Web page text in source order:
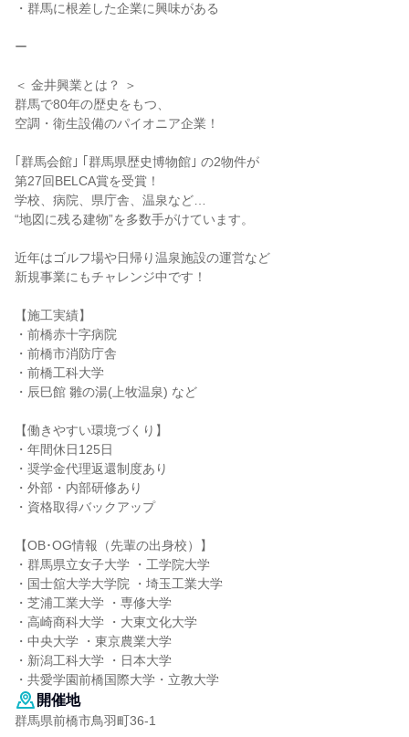
・群馬に根差した企業に興味がある
ー
＜ 金井興業とは？ ＞
群馬で80年の歴史をもつ、
空調・衛生設備のパイオニア企業！
｢群馬会館｣ ｢群馬県歴史博物館｣ の2物件が
第27回BELCA賞を受賞！
学校、病院、県庁舎、温泉など…
“地図に残る建物”を多数手がけています。
近年はゴルフ場や日帰り温泉施設の運営など
新規事業にもチャレンジ中です！
【施工実績】
・前橋赤十字病院
・前橋市消防庁舎
・前橋工科大学
・辰巳館 雛の湯(上牧温泉) など
【働きやすい環境づくり】
・年間休日125日
・奨学金代理返還制度あり
・外部・内部研修あり
・資格取得バックアップ
【OB･OG情報（先輩の出身校）】
・群馬県立女子大学 ・工学院大学
・国士舘大学大学院 ・埼玉工業大学
・芝浦工業大学 ・専修大学
・高崎商科大学 ・大東文化大学
・中央大学 ・東京農業大学
・新潟工科大学 ・日本大学
・共愛学園前橋国際大学・立教大学
開催地
群馬県前橋市鳥羽町36-1